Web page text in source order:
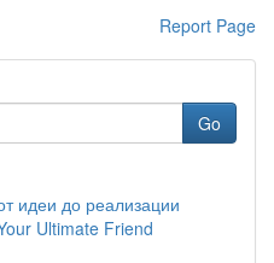
Report Page
Go
идеи до реализации
Ultimate Friend